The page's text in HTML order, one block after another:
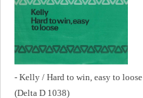
- Kelly / Hard to win, easy to loose
(Delta D 1038)